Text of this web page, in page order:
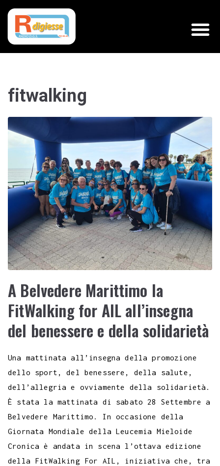
fitwalking
A Belvedere Marittimo la
FitWalking for AIL all’insegna
del benessere e della solidarietà
Una mattinata all’insegna della promozione
dello sport, del benessere, della salute,
dell’allegria e ovviamente della solidarietà.
È stata la mattinata di sabato 28 Settembre a
Belvedere Marittimo. In occasione della
Giornata Mondiale della Leucemia Mieloide
Cronica è andata in scena l’ottava edizione
della FitWalking For AIL, iniziativa che, tra